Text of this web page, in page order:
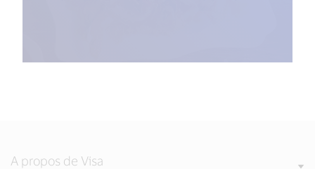
A propos de Visa